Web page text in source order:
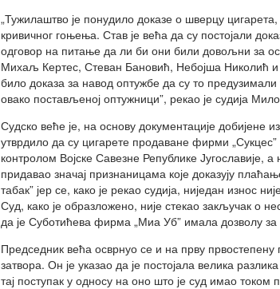
„Тужилаштво је понудило доказе о шверцу
кривичног гоњења. Став је већа да су постојали
одговор на питање да ли би они били довољни за
Михаљ Кертес, Стеван Бановић, Небојша Николић
било доказа за навод оптужбе да су то
овако постављеној оптужници”, рекао је судија
Судско веће је, на основу документације добијене
утврдило да су цигарете продаване фирми
контролом Војске Савезне Републике Југославије,
придавао значај признаницама које доказују
табак” јер се, како је рекао судија, ниједан износ
Суд, како је образложено, није стекао закључак о
да је Суботићева фирма „Миа Уб” имала дозволу за
Председник већа осврнуо се и на прву
затвора. Он је указао да је постојала велика
тај поступак у односу на оно што је суд имао